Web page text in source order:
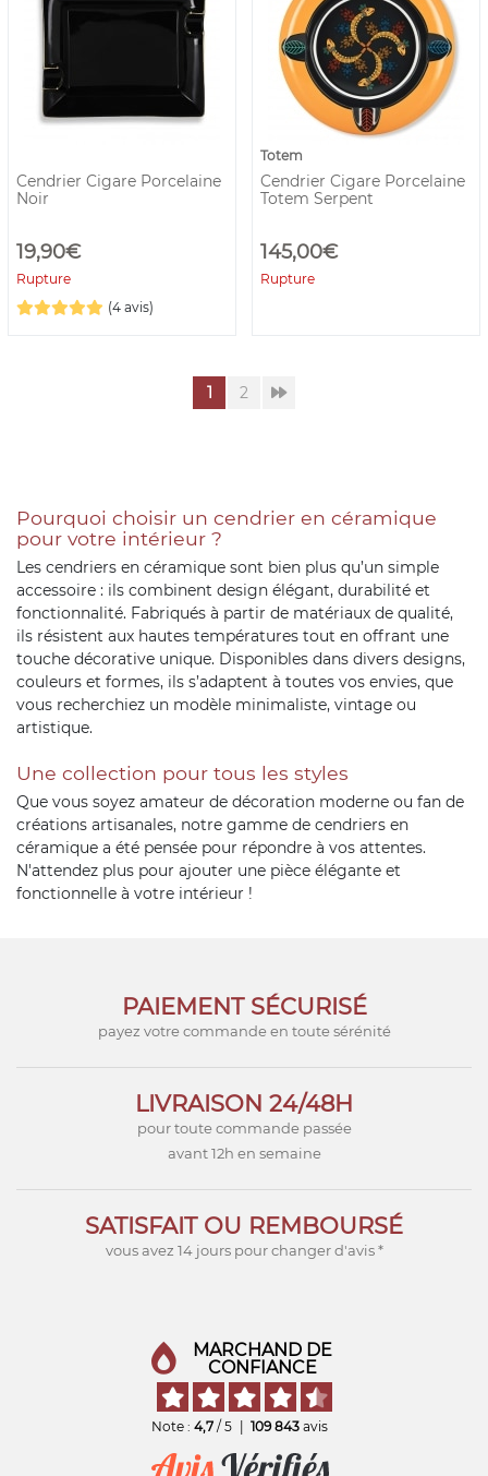
Cendrier Cigare Porcelaine
Noir
19,90€
Rupture
(4 avis)
Totem
Cendrier Cigare Porcelaine
Totem Serpent
145,00€
Rupture
1 2
Pourquoi choisir un cendrier en céramique
pour votre intérieur ?
Les cendriers en céramique sont bien plus qu’un simple
accessoire : ils combinent design élégant, durabilité et
fonctionnalité. Fabriqués à partir de matériaux de qualité,
ils résistent aux hautes températures tout en offrant une
touche décorative unique. Disponibles dans divers designs,
couleurs et formes, ils s’adaptent à toutes vos envies, que
vous recherchiez un modèle minimaliste, vintage ou
artistique.
Une collection pour tous les styles
Que vous soyez amateur de décoration moderne ou fan de
créations artisanales, notre gamme de cendriers en
céramique a été pensée pour répondre à vos attentes.
N'attendez plus pour ajouter une pièce élégante et
fonctionnelle à votre intérieur !
PAIEMENT SÉCURISÉ
payez votre commande en toute sérénité
LIVRAISON 24/48H
pour toute commande passée
avant 12h en semaine
SATISFAIT OU REMBOURSÉ
vous avez 14 jours pour changer d'avis *
MARCHAND DE
CONFIANCE
Note : 4,7 / 5 109 843 avis